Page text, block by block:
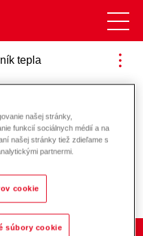
tepla
a životné
našej stránky,
funkcií sociálnych médií a na
našej stránky tiež zdieľame s
partnermi.
cookie
súbory cookie